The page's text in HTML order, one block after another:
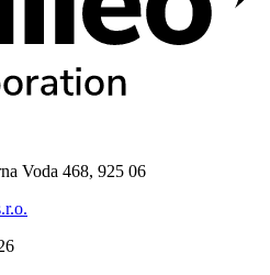
Voda 468, 925 06